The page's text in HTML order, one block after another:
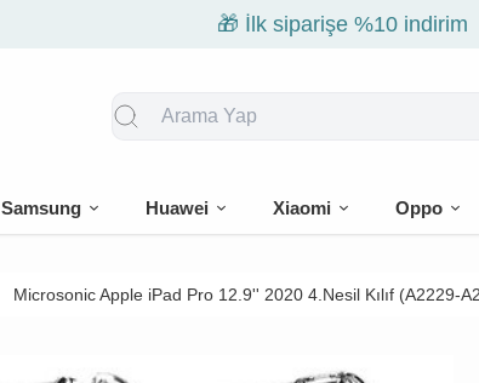
Samsung Huawei Xiaomi Oppo
Microsonic Apple iPad Pro 12.9'' 2020 4.Nesil Kılıf (A2229-